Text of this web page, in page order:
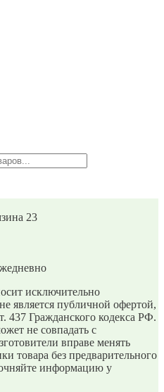
23
исключительно
является публичной офертой,
437 Гражданского кодекса РФ.
не совпадать с
вправе менять
товара без предварительного
информацию у